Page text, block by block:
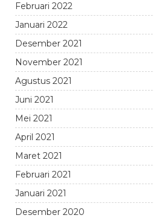
Februari 2022
Januari 2022
Desember 2021
November 2021
Agustus 2021
Juni 2021
Mei 2021
April 2021
Maret 2021
Februari 2021
Januari 2021
Desember 2020